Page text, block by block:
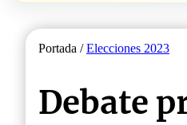
Portada /Elecciones 2023
Debate